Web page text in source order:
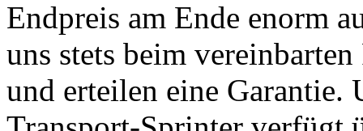
Endpreis am Ende enorm
uns stets beim
und erteilen eine Garantie.